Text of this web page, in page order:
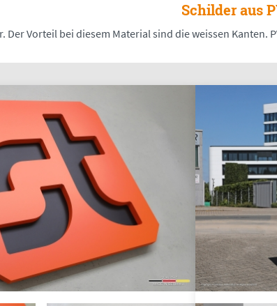
Schilder aus
Der Vorteil bei diesem Material sind die weissen